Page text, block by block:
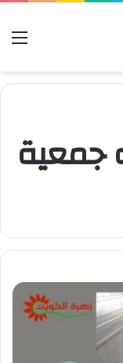
جمعية